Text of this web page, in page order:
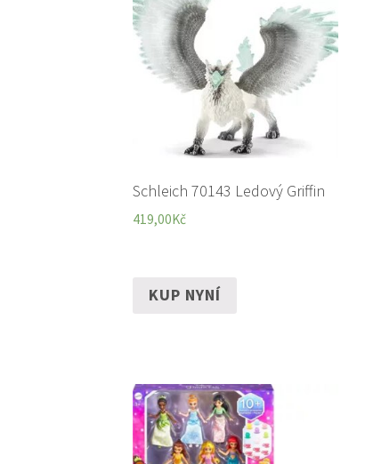
Schleich 70143 Ledový Griffin
419,00Kč
KUP NYNÍ